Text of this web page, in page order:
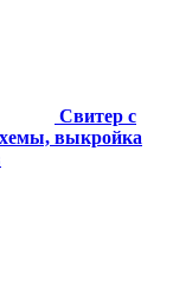
Свитер с
выкройка